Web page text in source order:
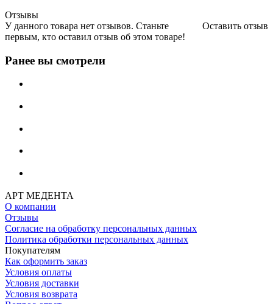
Отзывы
Оставить отзыв
У данного товара нет отзывов. Станьте
первым, кто оставил отзыв об этом товаре!
Ранее вы смотрели
АРТ МЕДЕНТА
О компании
Отзывы
Согласие на обработку персональных данных
Политика обработки персональных данных
Покупателям
Как оформить заказ
Условия оплаты
Условия доставки
Условия возврата